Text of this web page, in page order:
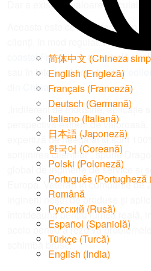
简体中文 (Chineza
English (Engleză)
Français (Franceză)
Deutsch (Germană)
Italiano (Italiană)
日本語 (Japoneză)
한국어 (Coreană)
Polski (Poloneză)
Português (Portugheză
Română
Русский (Rusă)
Español (Spaniolă)
Türkçe (Turcă)
English (India)
Dar a existat o valoare
Aceasta este ceea ce fac
clienți. In mod regulat. Fie că este
coastei Franței, la o centrală
sau în interiorul uneiturbine
din China .
„Indiferent de industrie, aplicație
perspectivă extrem de valoroasă,
expertiză de neegalat și sunt
sprijinirea clienților”, spune
global de inginerie de service și
Europa. Veteran în companie de
inginerii noștri de produse și
întotdeauna pentru lumea reală,
acolo pentru a rezolva
schimbă brusc.”